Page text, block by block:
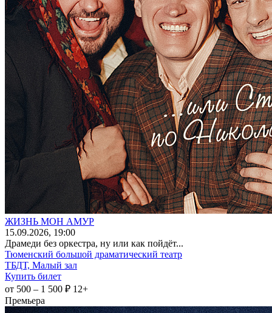
ЖИЗНЬ МОН АМУР
15.09.2026, 19:00
Драмеди без оркестра, ну или как пойдёт...
Тюменский большой драматический театр
ТБДТ, Малый зал
Купить билет
от 500 – 1 500 ₽ 12+
Премьера